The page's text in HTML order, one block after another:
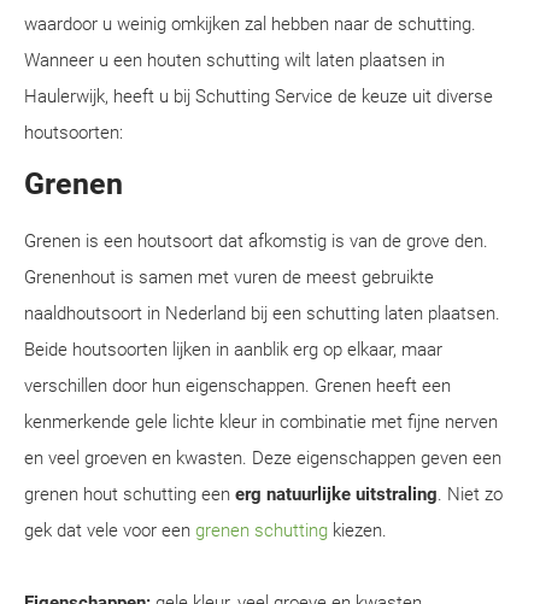
waardoor u weinig omkijken zal hebben naar de schutting.
Wanneer u een houten schutting wilt laten plaatsen in
Haulerwijk, heeft u bij Schutting Service de keuze uit diverse
houtsoorten:
Grenen
Grenen is een houtsoort dat afkomstig is van de grove den.
Grenenhout is samen met vuren de meest gebruikte
naaldhoutsoort in Nederland bij een schutting laten plaatsen.
Beide houtsoorten lijken in aanblik erg op elkaar, maar
verschillen door hun eigenschappen. Grenen heeft een
kenmerkende gele lichte kleur in combinatie met fijne nerven
en veel groeven en kwasten. Deze eigenschappen geven een
grenen hout schutting een erg natuurlijke uitstraling. Niet zo
gek dat vele voor een grenen schutting kiezen.